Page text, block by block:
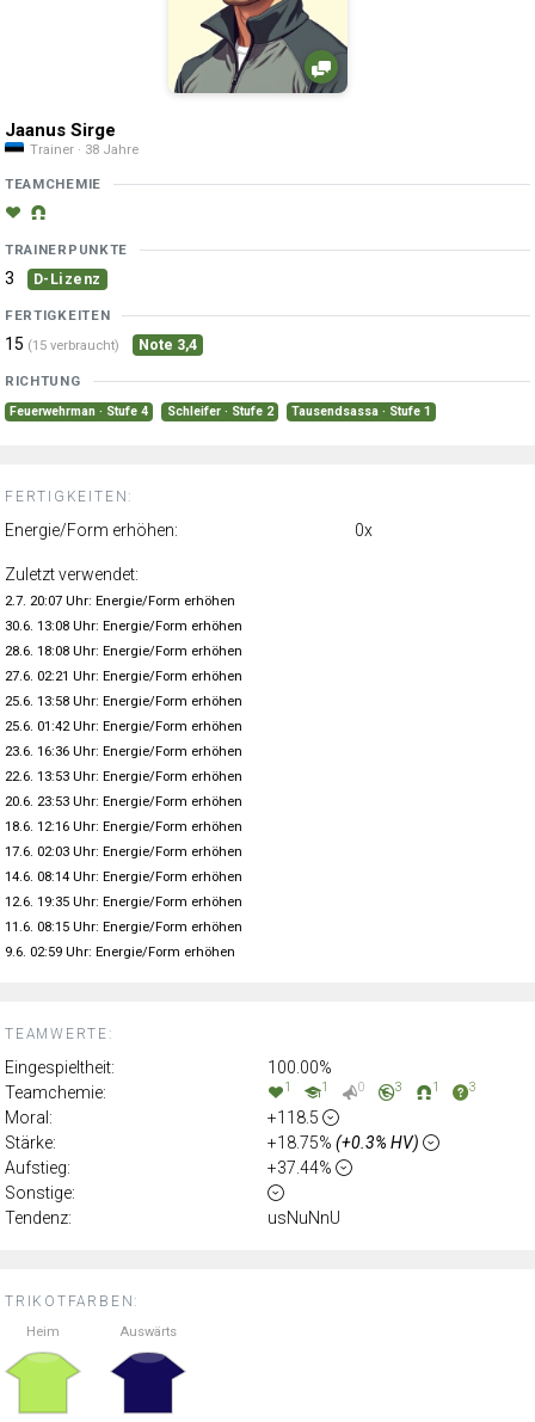
TRIKOTFARBEN:
Heim Auswärts
TEAMWERTE:
Eingespieltheit:
100.00%
Teamchemie:
1 1 0 3 1 3
Moral:
+118.5
Stärke:
+18.75% (+0.3% HV)
Aufstieg:
+37.44%
Sonstige:
Tendenz:
usNuNnU
Jaanus Sirge
Trainer · 38 Jahre
TEAMCHEMIE
TRAINERPUNKTE
3 D-Lizenz
FERTIGKEITEN
15 (15 verbraucht) Note 3,4
RICHTUNG
Feuerwehrman · Stufe 4 Schleifer · Stufe 2 Tausendsassa · Stufe 1
FERTIGKEITEN:
Energie/Form erhöhen: 0x
Zuletzt verwendet:
2.7. 20:07 Uhr: Energie/Form erhöhen
30.6. 13:08 Uhr: Energie/Form erhöhen
28.6. 18:08 Uhr: Energie/Form erhöhen
27.6. 02:21 Uhr: Energie/Form erhöhen
25.6. 13:58 Uhr: Energie/Form erhöhen
25.6. 01:42 Uhr: Energie/Form erhöhen
23.6. 16:36 Uhr: Energie/Form erhöhen
22.6. 13:53 Uhr: Energie/Form erhöhen
20.6. 23:53 Uhr: Energie/Form erhöhen
18.6. 12:16 Uhr: Energie/Form erhöhen
17.6. 02:03 Uhr: Energie/Form erhöhen
14.6. 08:14 Uhr: Energie/Form erhöhen
12.6. 19:35 Uhr: Energie/Form erhöhen
11.6. 08:15 Uhr: Energie/Form erhöhen
9.6. 02:59 Uhr: Energie/Form erhöhen